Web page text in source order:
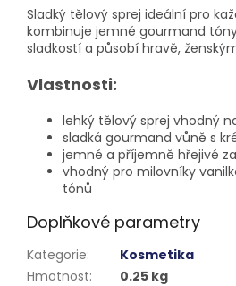
Sladký tělový sprej ideální pro
kombinuje jemné gourmand
sladkostí a působí hravě,
Vlastnosti:
lehký tělový sprej vhodný
sladká gourmand vůně s
jemné a příjemně hřejivé
vhodný pro milovníky
tónů
Doplňkové parametry
Kategorie:
Kosmetika
Hmotnost:
0.25 kg